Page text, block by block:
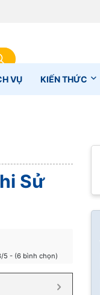
VỤ KIẾN THỨC
Sử
5 - (6 bình chọn)